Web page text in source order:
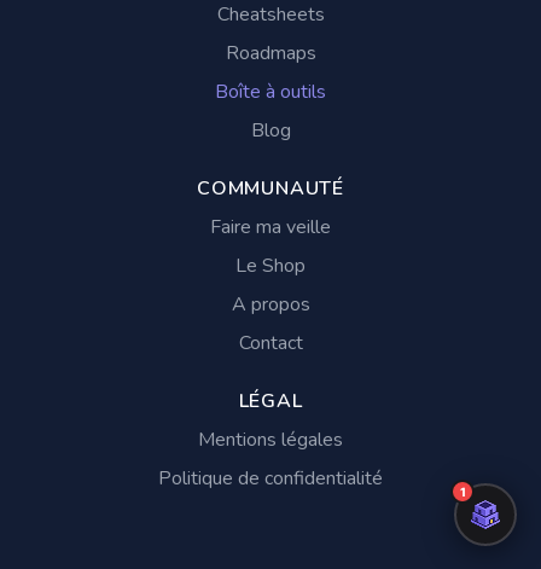
Cheatsheets
Roadmaps
Boîte à outils
Blog
COMMUNAUTÉ
Faire ma veille
Le Shop
A propos
Contact
LÉGAL
Mentions légales
Politique de confidentialité